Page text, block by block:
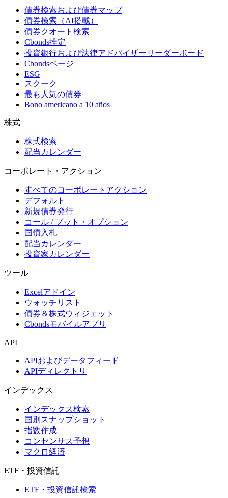
債券検索および債券マップ
債券検索（AI搭載）
債券クオート検索
Cbonds推定
投資銀行および法律アドバイザーリーダーボード
Cbondsページ
ESG
スクーク
最も人気の債券
Bono americano a 10 años
株式
株式検索
配当カレンダー
コーポレート・アクション
すべてのコーポレートアクション
デフォルト
新規債券発行
コール / プット・オプション
国債入札
配当カレンダー
投資家カレンダー
ツール
Excelアドイン
ウォッチリスト
債券＆株式ウィジェット
Cbondsモバイルアプリ
API
APIおよびデータフィード
APIディレクトリ
インデックス
インデックス検索
国別スナップショット
指数作成
コンセンサス予想
マクロ経済
ETF・投資信託
ETF・投資信託検索